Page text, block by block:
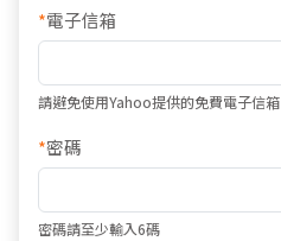
*電子信箱
請避免使用Yahoo提供的免費電子信箱
*密碼
密碼請至少輸入6碼